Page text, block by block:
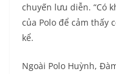
chuyến lưu diễn. “Có
của Polo để cảm thấy
kể.
Ngoài Polo Huỳnh,